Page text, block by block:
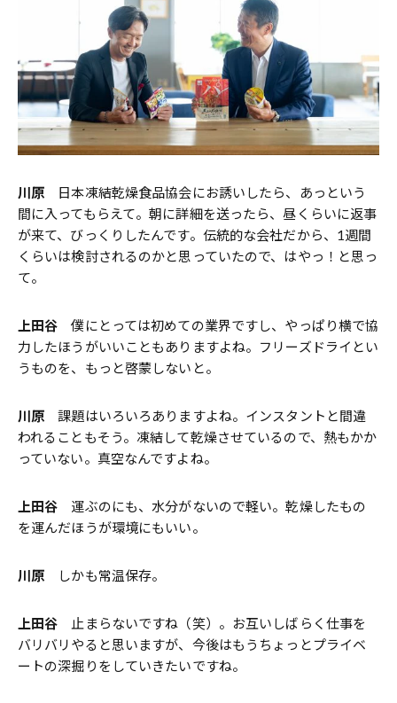
川原 日本凍結乾燥食品協会にお誘いしたら、あっという
間に入ってもらえて。朝に詳細を送ったら、昼くらいに返事
が来て、びっくりしたんです。伝統的な会社だから、1週間
くらいは検討されるのかと思っていたので、はやっ！と思っ
て。
上田谷 僕にとっては初めての業界ですし、やっぱり横で協
力したほうがいいこともありますよね。フリーズドライとい
うものを、もっと啓蒙しないと。
川原 課題はいろいろありますよね。インスタントと間違
われることもそう。凍結して乾燥させているので、熱もかか
っていない。真空なんですよね。
上田谷 運ぶのにも、水分がないので軽い。乾燥したもの
を運んだほうが環境にもいい。
川原 しかも常温保存。
上田谷 止まらないですね（笑）。お互いしばらく仕事を
バリバリやると思いますが、今後はもうちょっとプライベ
ートの深掘りをしていきたいですね。